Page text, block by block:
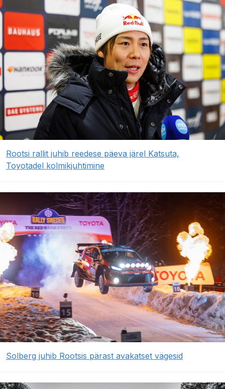
Rootsi rallit juhib reedese päeva järel Katsuta,
Toyotadel kolmikjuhtimine
Solberg juhib Rootsis pärast avakatset vägesid